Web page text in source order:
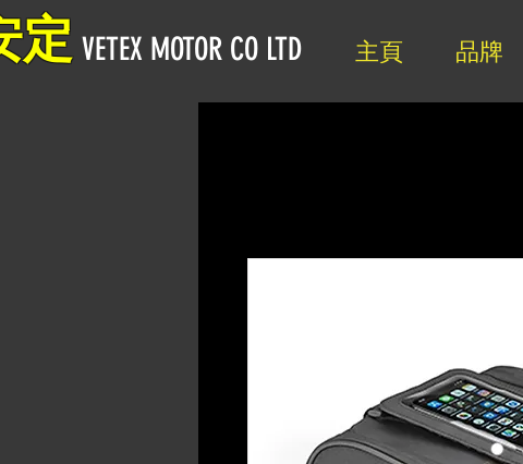
主頁 品牌
定 VETEX MOTOR CO LTD